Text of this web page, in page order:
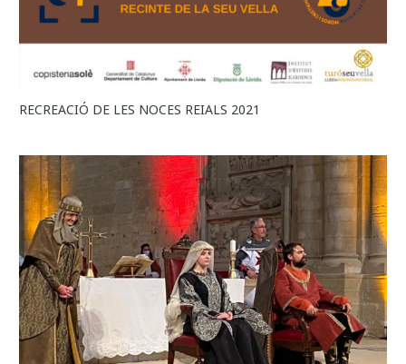
RECREACIÓ DE LES NOCES REIALS 2021